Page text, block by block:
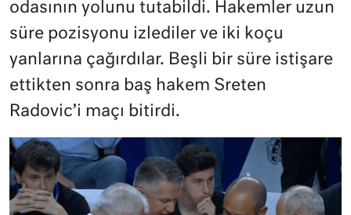
odasının yolunu tutabildi. Hakemler uzun
süre pozisyonu izlediler ve iki koçu
yanlarına çağırdılar. Beşli bir süre istişare
ettikten sonra baş hakem Sreten
Radovic’i maçı bitirdi.